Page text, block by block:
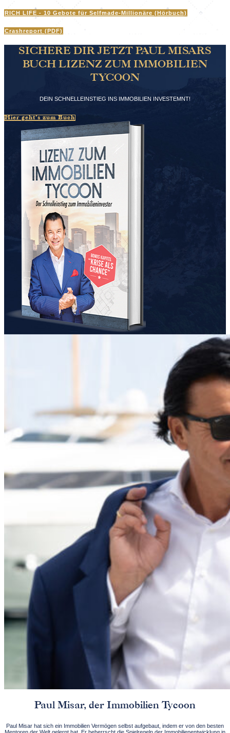
RICH LIFE - 10 Gebote für Selfmade-Millionäre (Hörbuch)
Crashreport (PDF)
SICHERE DIR JETZT PAUL MISARS
BUCH LIZENZ ZUM IMMOBILIEN
TYCOON
DEIN SCHNELLEINSTIEG INS IMMOBILIEN INVESTEMNT!
Hier geht’s zum Buch
Paul Misar, der Immobilien Tycoon
Paul Misar hat sich ein Immobilien Vermögen selbst aufgebaut, indem er von den besten